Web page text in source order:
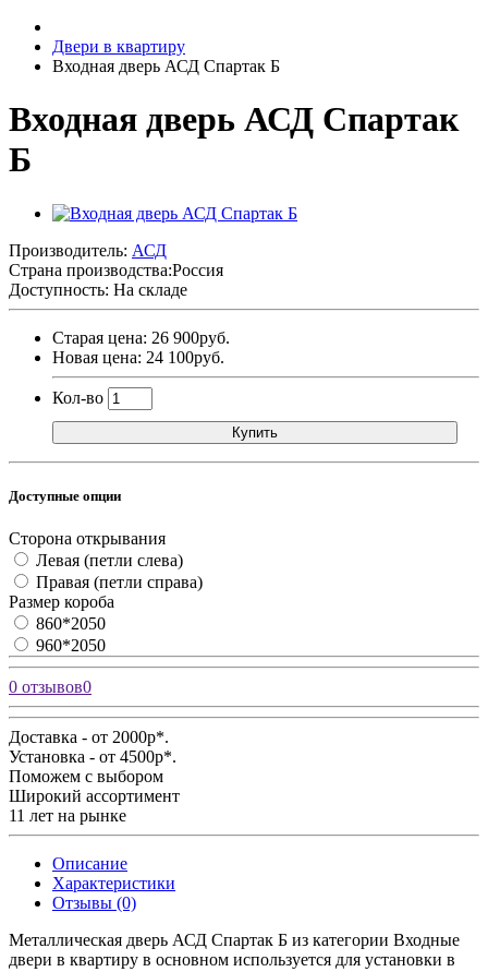
Двери в квартиру
Входная дверь АСД Спартак Б
Входная дверь АСД Спартак
Б
Производитель: АСД
Страна производства:Россия
Доступность: На складе
Старая цена: 26 900руб.
Новая цена: 24 100руб.
Кол-во
Купить
Доступные опции
Сторона открывания
Левая (петли слева)
Правая (петли справа)
Размер короба
860*2050
960*2050
0 отзывов0
Доставка - от 2000р*.
Установка - от 4500р*.
Поможем с выбором
Широкий ассортимент
11 лет на рынке
Описание
Характеристики
Отзывы (0)
Металлическая дверь АСД Спартак Б из категории Входные
двери в квартиру в основном используется для установки в